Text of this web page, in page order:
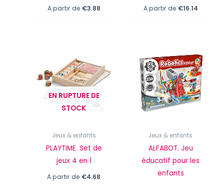
A partir de €3.88 A partir de €16.14
EN RUPTURE DE
STOCK
Jeux & enfants
PLAYTIME. Set de
jeux 4 en 1
A partir de €4.68
Jeux & enfants
ALFABOT. Jeu
éducatif pour les
enfants